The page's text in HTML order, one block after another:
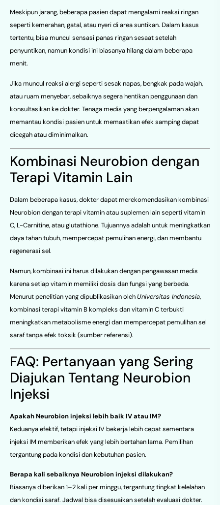
Meskipun jarang, beberapa pasien dapat mengalami reaksi ringan
seperti kemerahan, gatal, atau nyeri di area suntikan. Dalam kasus
tertentu, bisa muncul sensasi panas ringan sesaat setelah
penyuntikan, namun kondisi ini biasanya hilang dalam beberapa
menit.
Jika muncul reaksi alergi seperti sesak napas, bengkak pada wajah,
atau ruam menyebar, sebaiknya segera hentikan penggunaan dan
konsultasikan ke dokter. Tenaga medis yang berpengalaman akan
memantau kondisi pasien untuk memastikan efek samping dapat
dicegah atau diminimalkan.
Kombinasi Neurobion dengan
Terapi Vitamin Lain
Dalam beberapa kasus, dokter dapat merekomendasikan kombinasi
Neurobion dengan terapi vitamin atau suplemen lain seperti vitamin
C, L-Carnitine, atau glutathione. Tujuannya adalah untuk meningkatkan
daya tahan tubuh, mempercepat pemulihan energi, dan membantu
regenerasi sel.
Namun, kombinasi ini harus dilakukan dengan pengawasan medis
karena setiap vitamin memiliki dosis dan fungsi yang berbeda.
Menurut penelitian yang dipublikasikan olehUniversitas Indonesia,
kombinasi terapi vitamin B kompleks dan vitamin C terbukti
meningkatkan metabolisme energi dan mempercepat pemulihan sel
saraf tanpa efek toksik (sumber referensi).
FAQ: Pertanyaan yang Sering
Diajukan Tentang Neurobion
Injeksi
Apakah Neurobion injeksi lebih baik IV atau IM?
Keduanya efektif, tetapi injeksi IV bekerja lebih cepat sementara
injeksi IM memberikan efek yang lebih bertahan lama. Pemilihan
tergantung pada kondisi dan kebutuhan pasien.
Berapa kali sebaiknya Neurobion injeksi dilakukan?
Biasanya diberikan 1–2 kali per minggu, tergantung tingkat kelelahan
dan kondisi saraf. Jadwal bisa disesuaikan setelah evaluasi dokter.